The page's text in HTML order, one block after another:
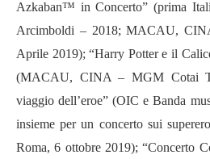
Azkaban™ in Concerto” (prima
Arcimboldi – 2018; MACAU,
Aprile 2019); “Harry Potter e il
(MACAU, CINA – MGM Cotai
viaggio dell’eroe” (OIC e Banda
insieme per un concerto sui
Roma, 6 ottobre 2019); “Concerto